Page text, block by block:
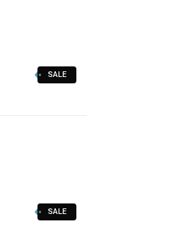
SALE
SALE